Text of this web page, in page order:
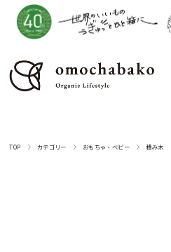
TOP カテゴリー おもちゃ・ベビー 積み木